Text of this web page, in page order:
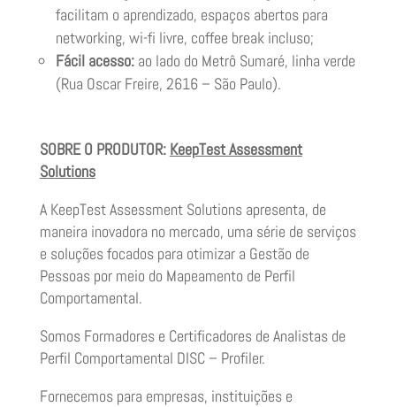
facilitam o aprendizado, espaços abertos para
networking, wi-fi livre, coffee break incluso;
Fácil acesso:ao lado do Metrô Sumaré, linha verde
(Rua Oscar Freire, 2616 – São Paulo).
SOBRE O PRODUTOR: KeepTest Assessment
Solutions
A KeepTest Assessment Solutions apresenta, de
maneira inovadora no mercado, uma série de serviços
e soluções focados para otimizar a Gestão de
Pessoas por meio do Mapeamento de Perfil
Comportamental.
Somos Formadores e Certificadores de Analistas de
Perfil Comportamental DISC – Profiler.
Fornecemos para empresas, instituições e